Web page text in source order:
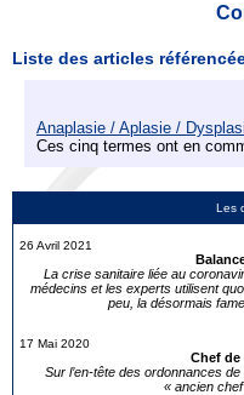
Les
26 Avril 2021
La crise sanitaire liée au
médecins et les experts utilisent
peu, la désormais
17 Mai 2020
Chef
Sur l’en-tête des ordonnances
« ancien
Liste des articles
Anaplasie / Aplasie /
Ces cinq termes ont en